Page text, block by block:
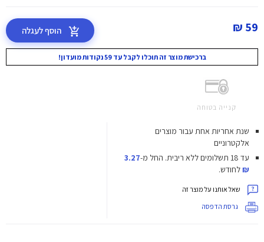
59 ₪ הוסף לעגלה
ברכישת מוצר זה תוכלו לקבל עד 59 נקודות מועדון!
קנייה בטוחה
שנת אחריות אחת עבור מוצרים
אלקטרוניים
עד 18 תשלומים ללא ריבית.
החל מ-3.27
₪לחודש.
שאל אותנו על מוצר זה
גרסת הדפסה